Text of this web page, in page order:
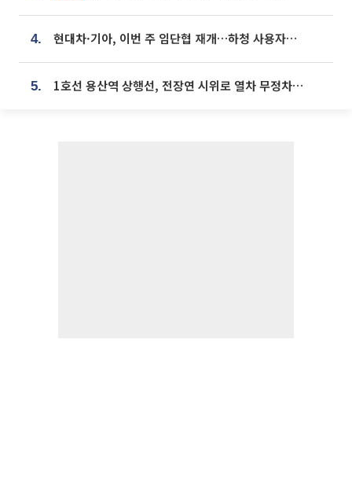
4. 현대차·기아, 이번 주 임단협 재개…하청 사용자성 재심도 ‘변수’
5. 1호선 용산역 상행선, 전장연 시위로 열차 무정차 운행